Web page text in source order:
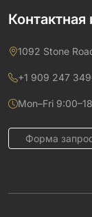
1092 Stone
+1 909 247
Mon–Fri
Форма